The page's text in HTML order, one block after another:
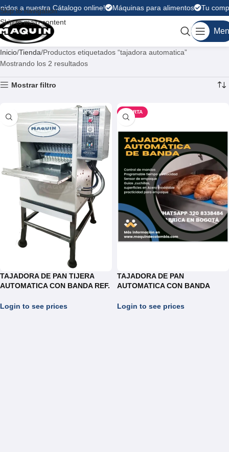
Skip to navigation
Skip to main content
a nuestra Cátalogo online! Máquinas para alimentos Tu
Inicio Tienda Productos etiquetados “tajadora automatica”
Mostrando los 2 resultados
Mostrar filtro
TAJADORA DE PAN TIJERA
AUTOMATICA CON BANDA REF.
Login to see prices
OFERTA
TAJADORA DE PAN
AUTOMATICA CON BANDA
Login to see prices